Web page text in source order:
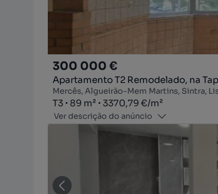
300 000 €
Apartamento T2 Remodelado, na
Mercês, Algueirão-Mem Martins, Sintra,
Tipologia
T3
Zona89 m²
Preço por metro quadrado
3370,79 €/m²
Ver descrição do anúncio